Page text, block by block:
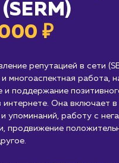
в
репутацией
без открытой
: Если ваш
онлайн-
с клиентами
репутацией